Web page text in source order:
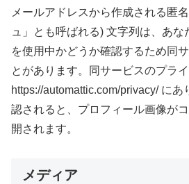
メールアドレスから作成される匿
ュ」とも呼ばれる) 文字列は、あな
を使用中かどうか確認するため同
とがあります。同サービスのプラ
https://automattic.com/privacy/ に
認されると、プロフィール画像が
開されます。
メディア